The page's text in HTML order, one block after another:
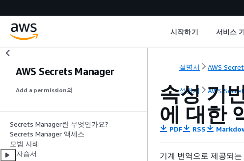
시작하기 서비스
AWS Secrets Manager
Add a permission의
Secrets Manager란 무엇인가요?
Secrets Manager 액세스
모범 사례
자습서
설명서 AWS
설명서 AWS
속성 기
에 대한
PDF RSS
기계 번역으로 제공되